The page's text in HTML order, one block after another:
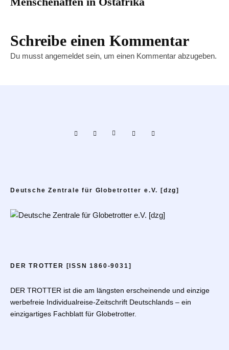
Schreibe einen Kommentar
Du musst angemeldet sein, um einen Kommentar abzugeben.
Deutsche Zentrale für Globetrotter e.V. [dzg]
DER TROTTER [ISSN 1860-9031]
DER TROTTER ist die am längsten erscheinende und einzige
werbefreie Individualreise-Zeitschrift Deutschlands – ein
einzigartiges Fachblatt für Globetrotter.